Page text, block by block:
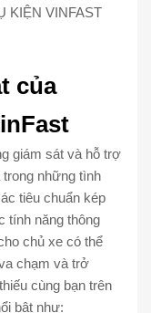
KIỆN VINFAST
của
giám sát và hỗ trợ
trong những tình
tiêu chuẩn kép
tính năng thông
chủ xe có thể
chạm và trở
cùng bạn trên
bật như: